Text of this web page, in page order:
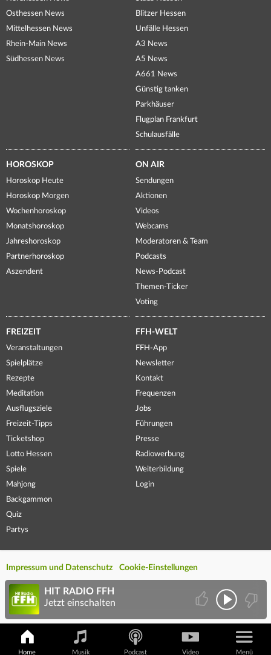
Osthessen News
Mittelhessen News
Rhein-Main News
Südhessen News
Blitzer Hessen
Unfälle Hessen
A3 News
A5 News
A661 News
Günstig tanken
Parkhäuser
Flugplan Frankfurt
Schulausfälle
HOROSKOP
Horoskop Heute
Horoskop Morgen
Wochenhoroskop
Monatshoroskop
Jahreshoroskop
Partnerhoroskop
Aszendent
ON AIR
Sendungen
Aktionen
Videos
Webcams
Moderatoren & Team
Podcasts
News-Podcast
Themen-Ticker
Voting
FREIZEIT
Veranstaltungen
Spielplätze
Rezepte
Meditation
Ausflugsziele
Freizeit-Tipps
Ticketshop
Lotto Hessen
Spiele
Mahjong
Backgammon
Quiz
Partys
FFH-WELT
FFH-App
Newsletter
Kontakt
Frequenzen
Jobs
Führungen
Presse
Radiowerbung
Weiterbildung
Login
Impressum und Datenschutz Cookie-Einstellungen
Home Musik Podcast Video Menü
HIT RADIO FFH
Jetzt einschalten